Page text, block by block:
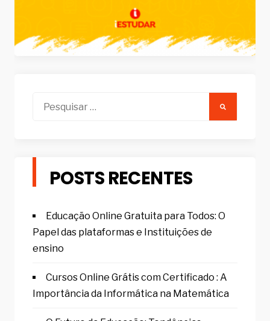
Pesquisar
POSTS RECENTES
Educação Online Gratuita para Todos: O
Papel das plataformas e Instituições de
ensino
Cursos Online Grátis com Certificado : A
Importância da Informática na Matemática